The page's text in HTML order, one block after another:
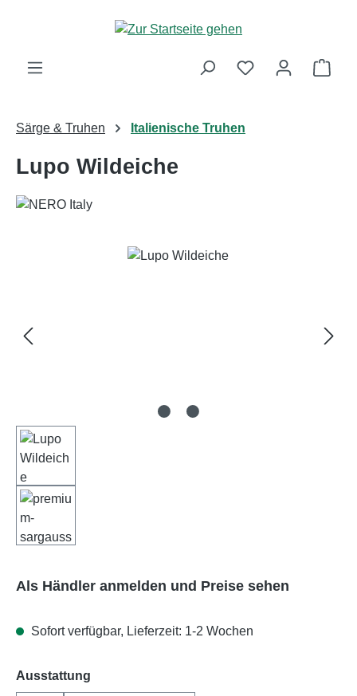
Zum Hauptinhalt springen
Särge & Truhen Italienische Truhen
Lupo Wildeiche
Bildergalerie überspringen
Als Händler anmelden und Preise sehen
Sofort verfügbar, Lieferzeit: 1-2 Wochen
Ausstattung